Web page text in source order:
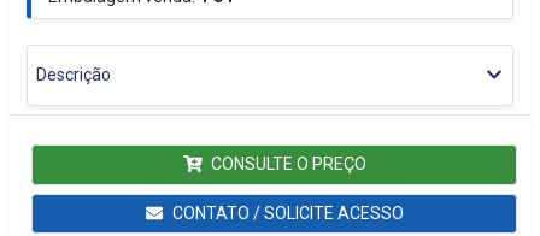
Descrição
CONSULTE O PREÇO
CONTATO / SOLICITE ACESSO